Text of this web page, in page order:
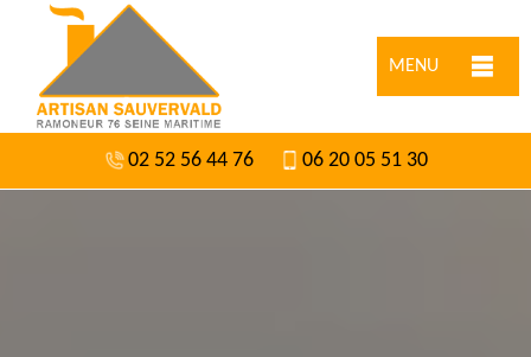
MENU
02 52 56 44 76 06 20 05 51 30